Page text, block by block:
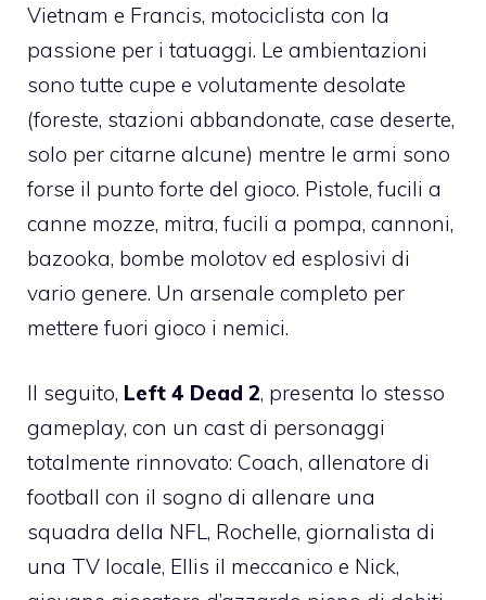
Vietnam e Francis, motociclista con la
passione per i tatuaggi. Le ambientazioni
sono tutte cupe e volutamente desolate
(foreste, stazioni abbandonate, case deserte,
solo per citarne alcune) mentre le armi sono
forse il punto forte del gioco. Pistole, fucili a
canne mozze, mitra, fucili a pompa, cannoni,
bazooka, bombe molotov ed esplosivi di
vario genere. Un arsenale completo per
mettere fuori gioco i nemici.
Il seguito, Left 4 Dead 2, presenta lo stesso
gameplay, con un cast di personaggi
totalmente rinnovato: Coach, allenatore di
football con il sogno di allenare una
squadra della NFL, Rochelle, giornalista di
una TV locale, Ellis il meccanico e Nick,